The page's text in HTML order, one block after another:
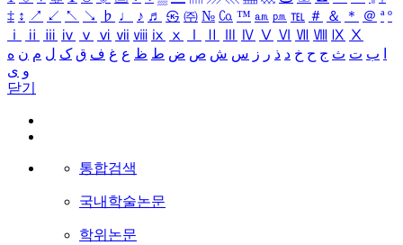
‡ ↕ ↗ ↙ ↖ ↘ ♭ ♩ ♪ ♬ ㉿ ㈜ № ㏇ ™ ㏂ ㏘ ℡ ＃ ＆ ＊ ＠ ª º
ⅰ
ⅱ ⅲ ⅳ ⅴ ⅵ ⅶ ⅷ ⅸ ⅹ Ⅳ Ⅴ Ⅵ Ⅶ Ⅷ Ⅸ Ⅹ
ب ت ث ج ح خ د ذ ر ز س ش ص ض ط ظ ع غ ف ق ک ل م ن ه
و ی
닫기
통합검색
국내학술논문
학위논문